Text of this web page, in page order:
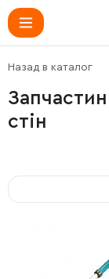
стін
Назад в каталог